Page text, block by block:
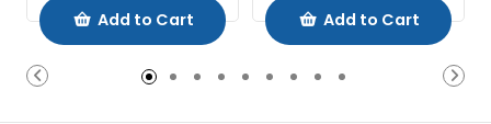
Add to Cart Add to Cart